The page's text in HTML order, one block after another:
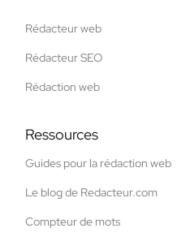
Rédacteur web
Rédacteur SEO
Rédaction web
Ressources
Guides pour la rédaction web
Le blog de Redacteur.com
Compteur de mots